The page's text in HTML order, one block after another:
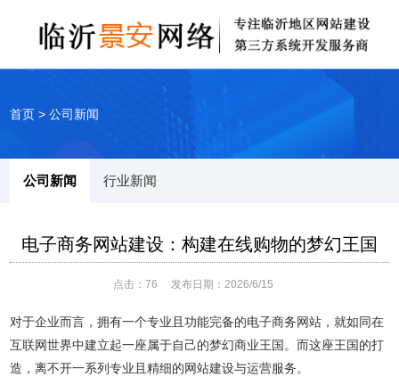
首页 >公司新闻
公司新闻 行业新闻
电子商务网站建设：构建在线购物的梦幻王国
点击： 76 发布日期：2026/6/15
对于企业而言，拥有一个专业且功能完备的电子商务网站，就如同在
互联网世界中建立起一座属于自己的梦幻商业王国。而这座王国的打
造，离不开一系列专业且精细的网站建设与运营服务。